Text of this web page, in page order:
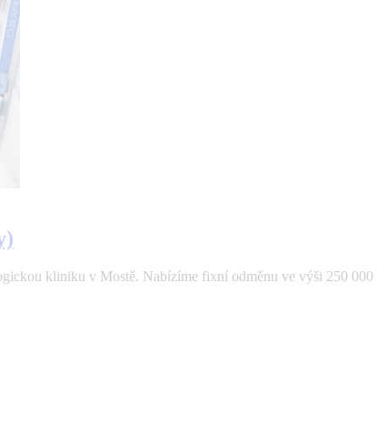
kliniku v Mostě. Nabízíme fixní odměnu ve výši 250